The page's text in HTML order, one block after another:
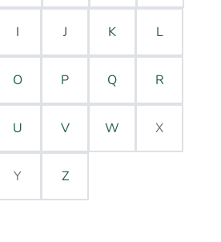
I J K L
O P Q R
U V W X
Y Z